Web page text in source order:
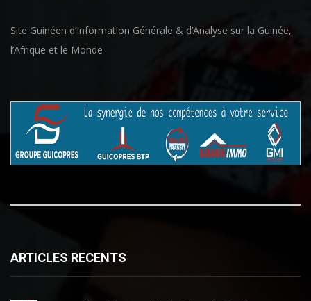
Site Guinéen d’Information Générale & d’Analyse sur la Guinée,
l’Afrique et le Monde
ARTICLES RECENTS